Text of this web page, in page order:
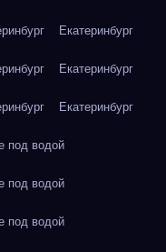
Екатеринбург
Екатеринбург
Екатеринбург
под водой
под водой
под водой